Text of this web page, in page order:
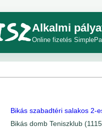
Alkalmi
Online fizetés
Bikás szabadtéri salakos 2-
Bikás domb Teniszklub